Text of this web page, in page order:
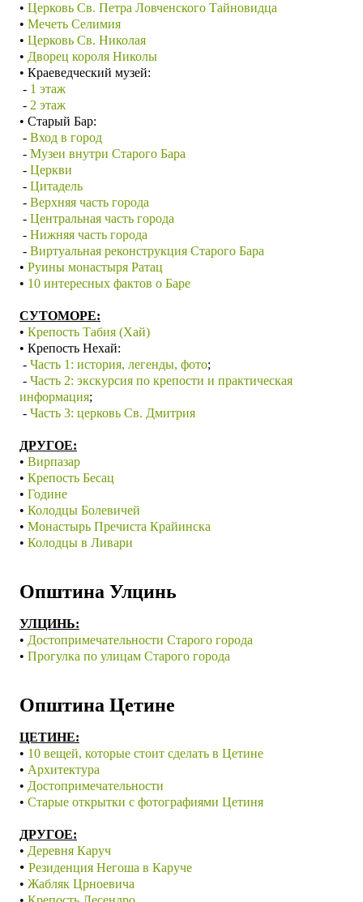
• Церковь Св. Петра Ловченского Тайновидца
• Мечеть Селимия
• Церковь Св. Николая
• Дворец короля Николы
• Краеведческий музей:
- 1 этаж
- 2 этаж
• Старый Бар:
- Вход в город
- Музеи внутри Старого Бара
- Церкви
- Цитадель
- Верхняя часть города
- Центральная часть города
- Нижняя часть города
- Виртуальная реконструкция Старого Бара
• Руины монастыря Ратац
• 10 интересных фактов о Баре
СУТОМОРЕ:
• Крепость Табия (Хай)
• Крепость Нехай:
- Часть 1: история, легенды, фото;
- Часть 2: экскурсия по крепости и практическая
информация;
- Часть 3: церковь Св. Дмитрия
ДРУГОЕ:
• Вирпазар
• Крепость Бесац
• Године
• Колодцы Болевичей
• Монастырь Пречиста Крайинска
• Колодцы в Ливари
Општина Улцинь
УЛЦИНЬ:
• Достопримечательности Старого города
• Прогулка по улицам Старого города
Општина Цетине
ЦЕТИНЕ:
• 10 вещей, которые стоит сделать в Цетине
• Архитектура
• Достопримечательности
• Старые открытки с фотографиями Цетиня
ДРУГОЕ:
• Деревня Каруч
• Резиденция Негоша в Каруче
• Жабляк Црноевича